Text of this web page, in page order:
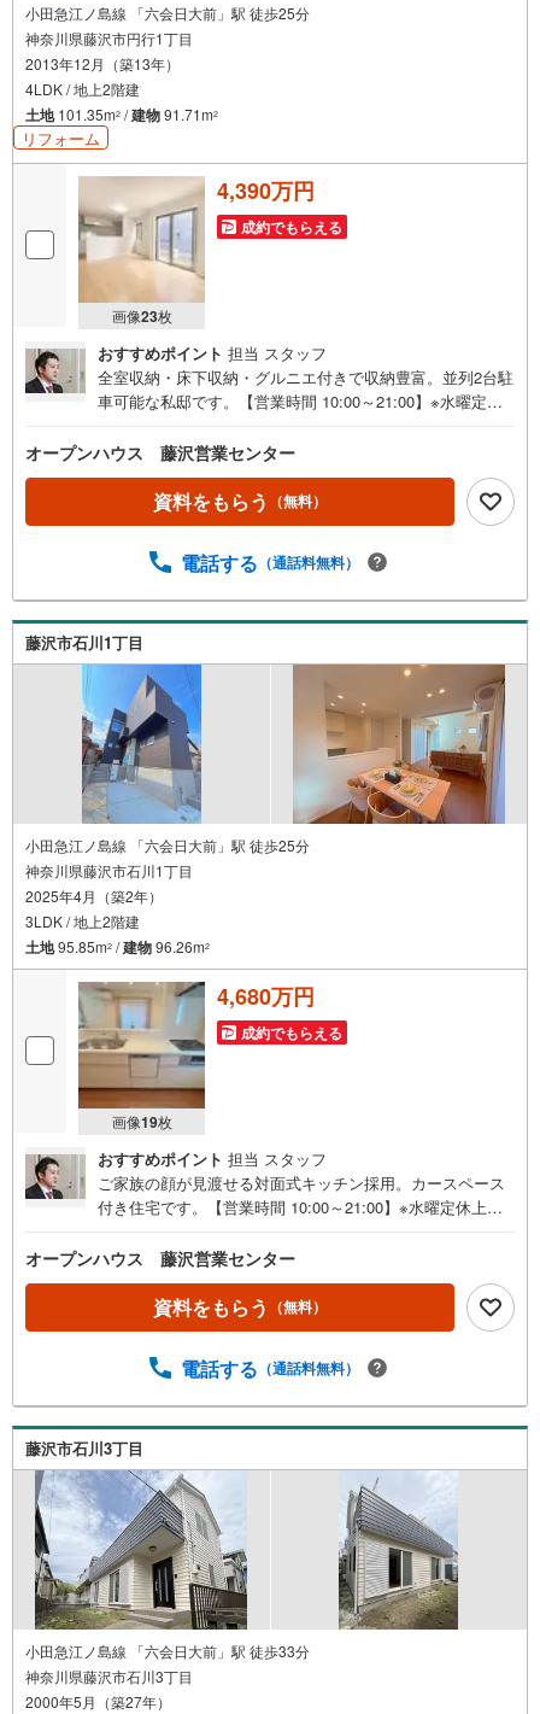
小田急江ノ島線 「六会日大前」駅 徒歩25分
神奈川県藤沢市円行1丁目
2013年12月（築13年）
4LDK / 地上2階建
土地101.35m2 /建物91.71m2
リフォーム
画像23枚
4,390万円
成約でもらえる
おすすめポイント 担当 スタッフ
全室収納・床下収納・グルニエ付きで収納豊富。並列2台駐
車可能な私邸です。【営業時間 10:00～21:00】※水曜定休
気軽にご連絡ください！現地を見学される場合は「室内・
現地を見学する（無料）」ボタンよりご希望の日時をご記
入いただけますとスムーズにご案内が可能です。◎現地の
ご案内について・平日や夜遅い時間帯もご案内が可能 ※定
明いたします。・車でご自宅や最寄り駅等、ご指定の場所
す。◎個別FP相談会 無料物件のご紹介だけでなく住宅ロ
ーン・資金のご相談、まずは家探しについて話を聞きたい
という方も大歓迎です！年間8000棟以上の限定物件を発表
しているオープンハウスだから出会える物件が多数ござい
ます。ぜひお気軽にご連絡・ご相談ください！※限定物件:
当社のみ、もしくは当社を含めた数社でのみご紹介可能な
オープンハウス・ディベロップメントの物件
オープンハウス 藤沢営業センター
資料をもらう （無料）
電話する （通話料無料）
藤沢市石川1丁目
小田急江ノ島線 「六会日大前」駅 徒歩25分
神奈川県藤沢市石川1丁目
2025年4月（築2年）
3LDK / 地上2階建
土地95.85m2 /建物96.26m2
画像19枚
4,680万円
成約でもらえる
おすすめポイント 担当 スタッフ
ご家族の顔が見渡せる対面式キッチン採用。カースペース
付き住宅です。【営業時間 10:00～21:00】※水曜定休上記
にご連絡ください！現地を見学される場合は「室内・現地
を見学する（無料）」ボタンよりご希望の日時をご記入い
ただけますとスムーズにご案内が可能です。◎現地のご案
内について・平日や夜遅い時間帯もご案内が可能 ※定休日
たします。・車でご自宅や最寄り駅等、ご指定の場所まで
個別FP相談会 無料物件のご紹介だけでなく住宅ローン・
資金のご相談、まずは家探しについて話を聞きたいという
方も大歓迎です！年間8000棟以上の限定物件を発表してい
るオープンハウスだから出会える物件が多数ございます。
ぜひお気軽にご連絡・ご相談ください！※限定物件:当社の
み、もしくは当社を含めた数社でのみご紹介可能なオープ
ンハウス・ディベロップメントの物件
オープンハウス 藤沢営業センター
資料をもらう （無料）
電話する （通話料無料）
藤沢市石川3丁目
小田急江ノ島線 「六会日大前」駅 徒歩33分
神奈川県藤沢市石川3丁目
2000年5月（築27年）